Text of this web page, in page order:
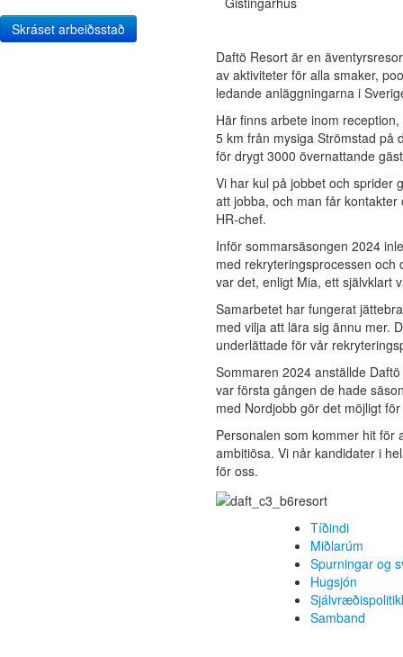
Skráset arbeiðsstað
Daftö Resort är en
av aktiviteter för alla smaker,
ledande anläggningarna i
Här finns arbete inom
5 km från mysiga Strömstad på
för drygt 3000 övernattande
Vi har kul på jobbet och sprider
att jobba, och man får
HR-chef.
Inför sommarsäsongen 2024
med rekryteringsprocessen
var det, enligt Mia, ett självklart
Samarbetet har fungerat
med vilja att lära sig ännu mer.
underlättade för vår
Sommaren 2024 anställde
var första gången de hade
med Nordjobb gör det möjligt
Personalen som kommer hit för
ambitiösa. Vi når kandidater i
för oss.
Tíðindi
Miðlarúm
Spurningar og
Hugsjón
Samband